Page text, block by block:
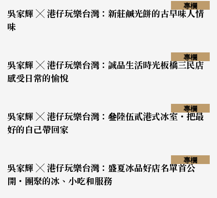
吳家輝 ╳ 港仔玩樂台灣：新莊鹹光餅的古早味人情
味
專欄
吳家輝 ╳ 港仔玩樂台灣：誠品生活時光板橋三民店
感受日常的愉悅
專欄
吳家輝 ╳ 港仔玩樂台灣：叄陸伍貳港式冰室・把最
好的自己帶回家
專欄
吳家輝 ╳ 港仔玩樂台灣：盛夏冰品好店名單首公
開・團聚的冰、小吃和服務
專欄